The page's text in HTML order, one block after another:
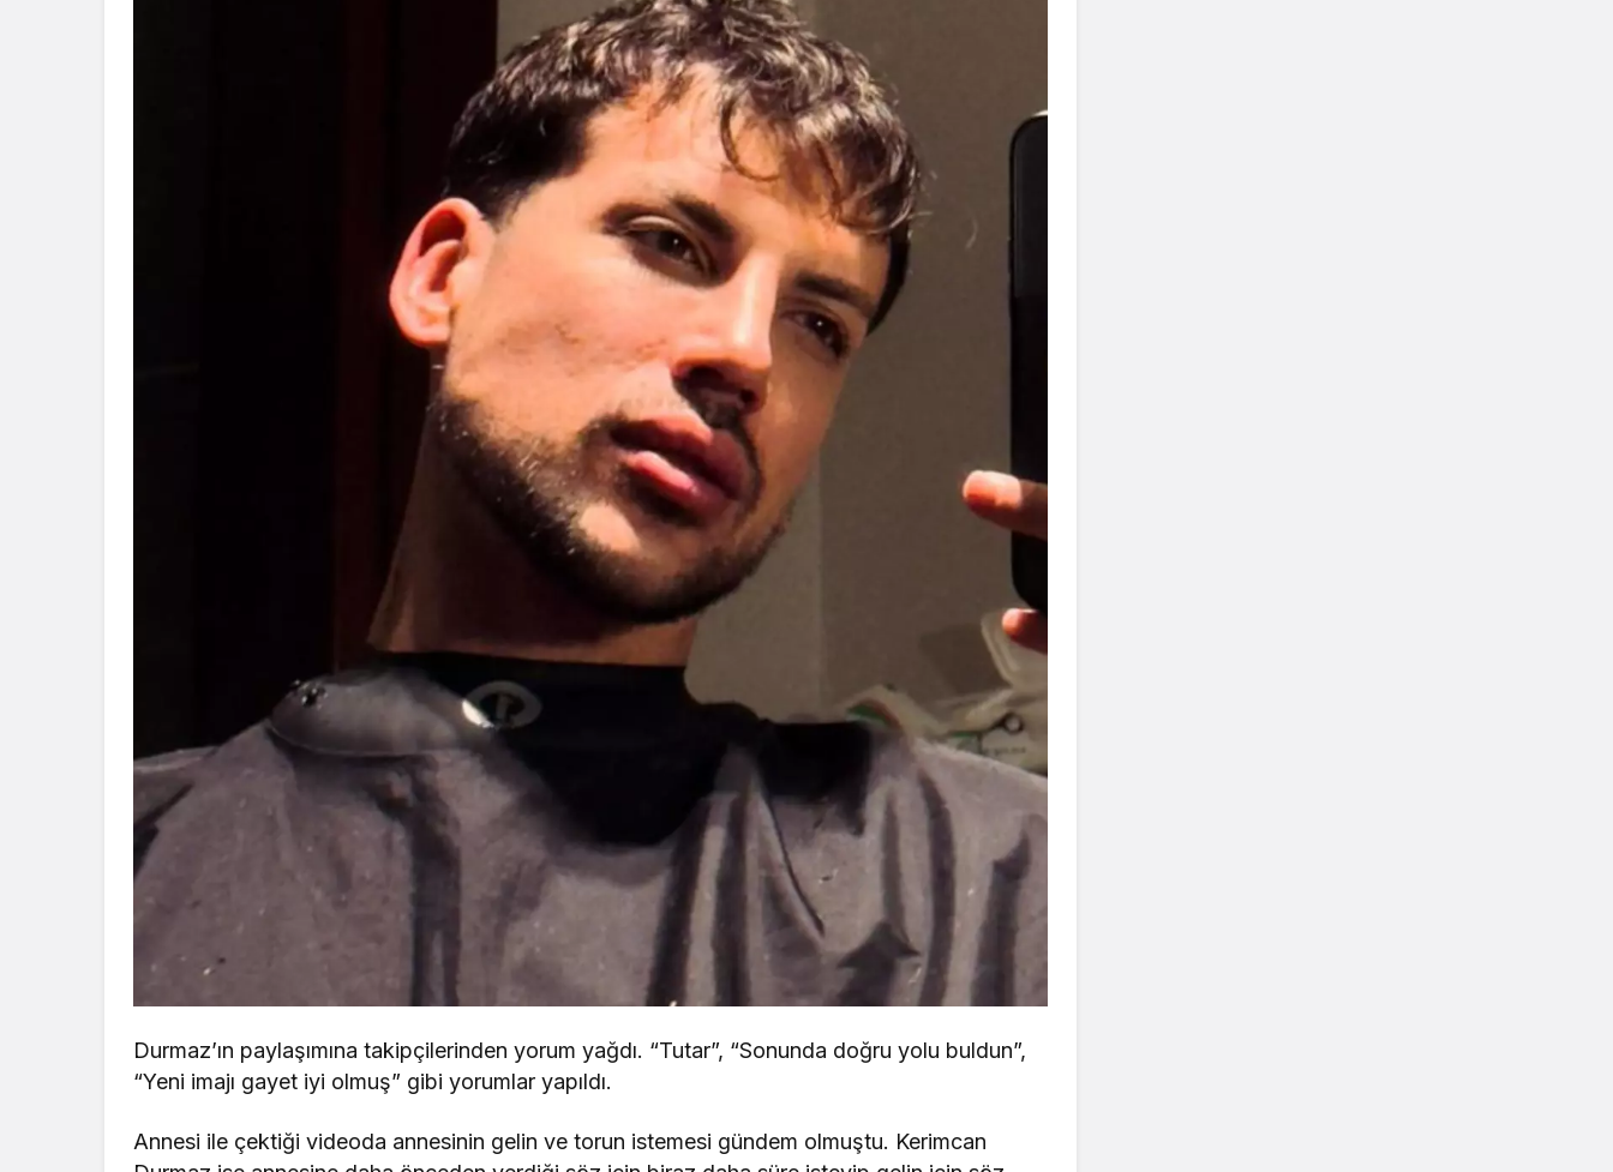
Durmaz’ın paylaşımına takipçilerinden yorum yağdı. “Tutar”, “Sonunda doğru yolu buldun”,
“Yeni imajı gayet iyi olmuş” gibi yorumlar yapıldı.
Annesi ile çektiği videoda annesinin gelin ve torun istemesi gündem olmuştu. Kerimcan